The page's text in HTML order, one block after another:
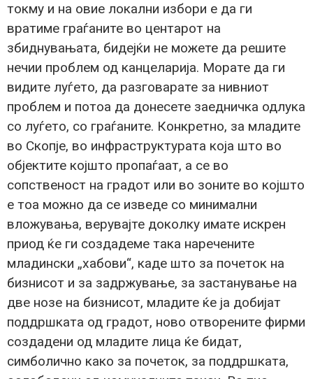
токму и на овие локални избори е да ги
вратиме граѓаните во центарот на
збиднувањата, бидејќи не можете да решите
нечии проблем од канцеларија. Морате да ги
видите луѓето, да разговарате за нивниот
проблем и потоа да донесете заедничка одлука
со луѓето, со граѓаните. Конкретно, за младите
во Скопје, во инфраструктурата која што во
објектите којшто пропаѓаат, а се во
сопственост на градот или во зоните во којшто
е тоа можно да се изведе со минимални
вложувања, верувајте доколку имате искрен
приод ќе ги создадеме така наречените
младински „хабови“, каде што за почеток на
бизнисот и за задржување, за застанување на
две нозе на бизнисот, младите ќе ја добијат
поддршката од градот, ново отворените фирми
создадени од младите лица ќе бидат,
симболично како за почеток, за поддршката,